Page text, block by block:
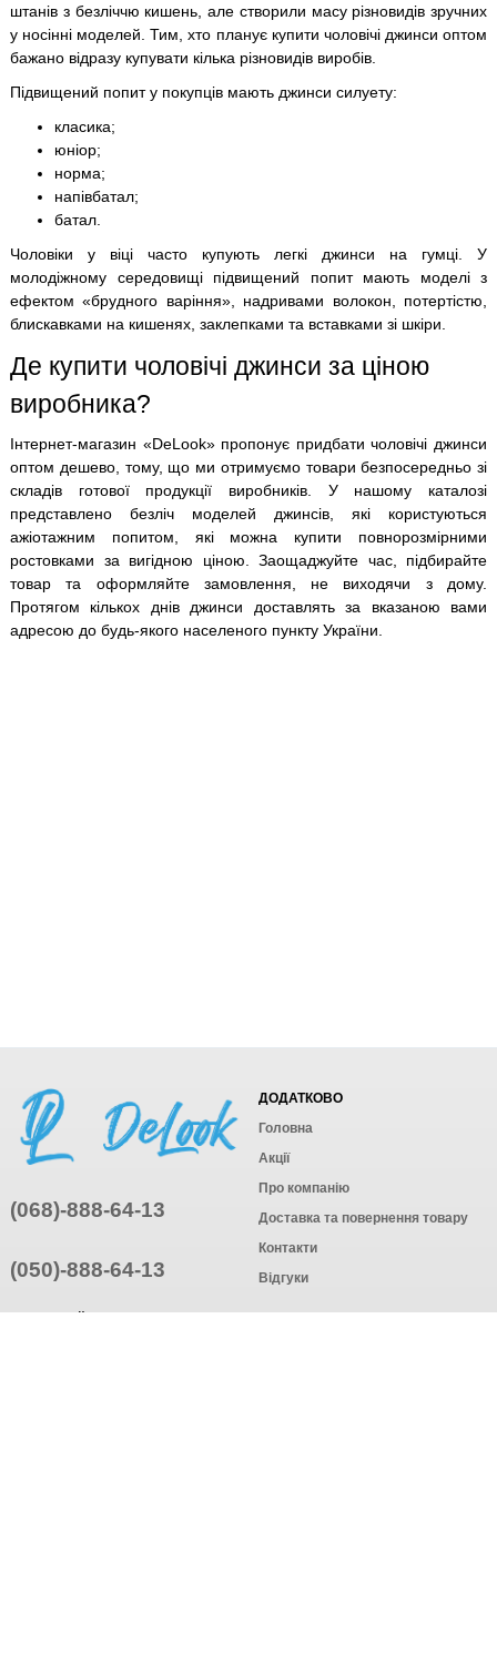
штанів з безліччю кишень, але створили масу різновидів зручних
у носінні моделей. Тим, хто планує купити чоловічі джинси оптом
бажано відразу купувати кілька різновидів виробів.
Підвищений попит у покупців мають джинси силуету:
класика;
юніор;
норма;
напівбатал;
батал.
Чоловіки у віці часто купують легкі джинси на гумці. У
молодіжному середовищі підвищений попит мають моделі з
ефектом «брудного варіння», надривами волокон, потертістю,
блискавками на кишенях, заклепками та вставками зі шкіри.
Де купити чоловічі джинси за ціною
виробника?
Інтернет-магазин «DeLook» пропонує придбати чоловічі джинси
оптом дешево, тому, що ми отримуємо товари безпосередньо зі
складів готової продукції виробників. У нашому каталозі
представлено безліч моделей джинсів, які користуються
ажіотажним попитом, які можна купити повнорозмірними
ростовками за вигідною ціною. Заощаджуйте час, підбирайте
товар та оформляйте замовлення, не виходячи з дому.
Протягом кількох днів джинси доставлять за вказаною вами
адресою до будь-якого населеного пункту України.
(068)-888-64-13
(050)-888-64-13
ДОДАТКОВО
Головна
Акції
Про компанію
Доставка та повернення товару
Контакти
Відгуки